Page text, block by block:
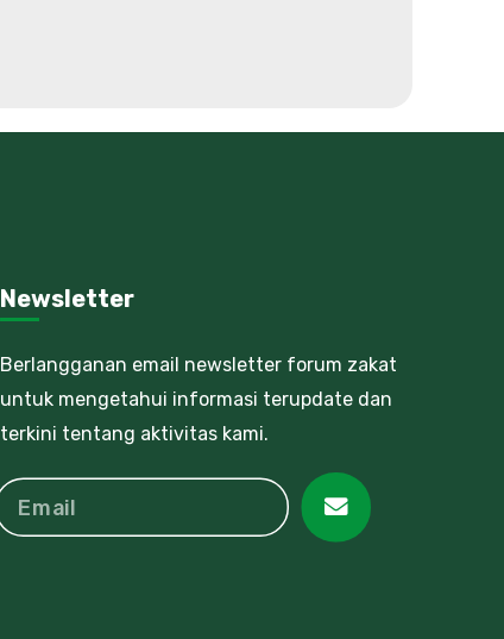
Newsletter
Berlangganan email newsletter forum zakat
untuk mengetahui informasi terupdate dan
terkini tentang aktivitas kami.